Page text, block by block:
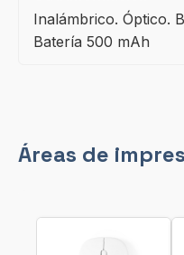
Inalámbrico. Óptico.
Batería 500 mAh
Áreas de